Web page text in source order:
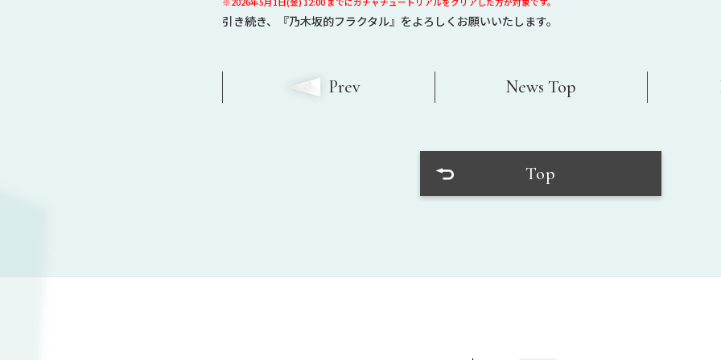
引き続き、『乃木坂的フラクタル』をよろしくお願いいたします。
Prev News Top
Top